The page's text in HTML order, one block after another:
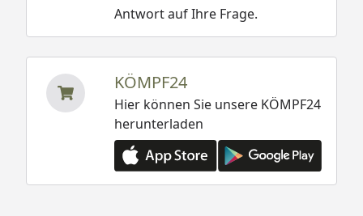
Antwort auf Ihre Frage.
KÖMPF24
Hier können Sie unsere KÖMPF24
herunterladen